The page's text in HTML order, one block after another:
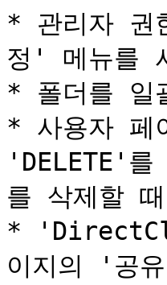
* 관리자 권
정' 메뉴를
* 폴더를 일
* 사용자 페
'DELETE'
를 삭제할
*
이지의 '공